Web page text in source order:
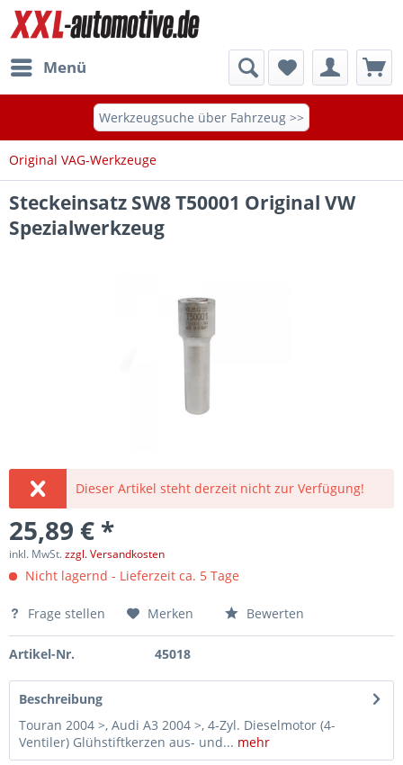
Menü
Werkzeugsuche über Fahrzeug >>
Original VAG-Werkzeuge
Steckeinsatz SW8 T50001 Original VW
Spezialwerkzeug
Dieser Artikel steht derzeit nicht zur Verfügung!
25,89 € *
inkl. MwSt.zzgl. Versandkosten
Nicht lagernd - Lieferzeit ca. 5 Tage
Frage stellen Merken Bewerten
Artikel-Nr. 45018
Beschreibung
Touran 2004 >, Audi A3 2004 >, 4-Zyl. Dieselmotor (4-
Ventiler) Glühstiftkerzen aus- und... mehr